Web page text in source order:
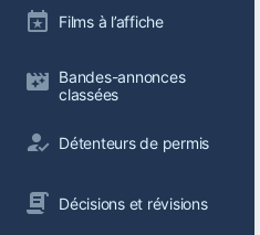
Films à l’affiche
Bandes-annonces
classées
Détenteurs de permis
Décisions et révisions